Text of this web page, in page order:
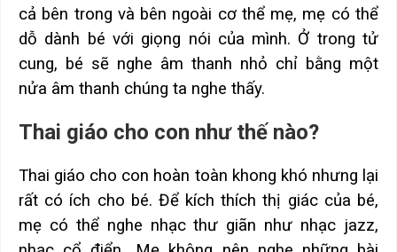
cả bên trong và bên ngoài cơ thể mẹ, mẹ có thể
dỗ dành bé với giọng nói của mình. Ở trong tử
cung, bé sẽ nghe âm thanh nhỏ chỉ bằng một
nửa âm thanh chúng ta nghe thấy.
Thai giáo cho con như thế nào?
Thai giáo cho con hoàn toàn khong khó nhưng lại
rất có ích cho bé. Để kích thích thị giác của bé,
mẹ có thể nghe nhạc thư giãn như nhạc jazz,